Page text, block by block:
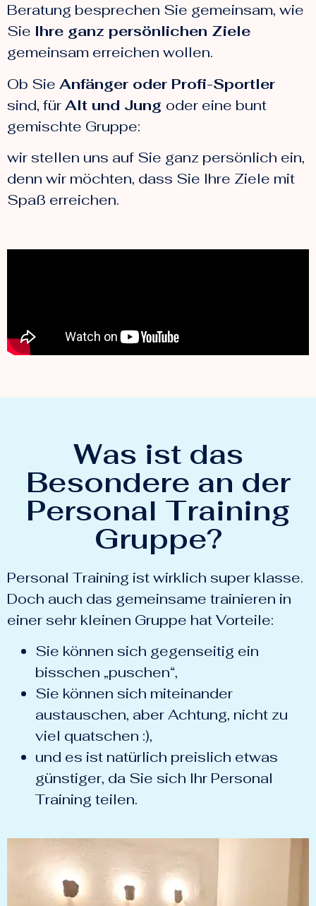
Beratung besprechen Sie gemeinsam, wie
Sie Ihre ganz persönlichen Ziele
gemeinsam erreichen wollen.
Ob Sie Anfänger oder Profi-Sportler
sind, fürAlt und Jung oder eine bunt
gemischte Gruppe:
wir stellen uns auf Sie ganz persönlich ein,
denn wir möchten, dass Sie Ihre Ziele mit
Spaß erreichen.
Was ist das
Besondere an der
Personal Training
Gruppe?
Personal Training ist wirklich super klasse.
Doch auch das gemeinsame trainieren in
einer sehr kleinen Gruppe hat Vorteile:
Sie können sich gegenseitig ein
bisschen „puschen“,
Sie können sich miteinander
austauschen, aber Achtung, nicht zu
viel quatschen :),
und es ist natürlich preislich etwas
günstiger, da Sie sich Ihr Personal
Training teilen.